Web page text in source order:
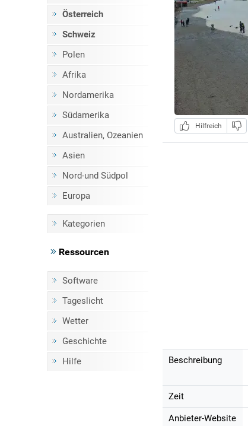
Österreich
Schweiz
Polen
Afrika
Nordamerika
Südamerika
Australien, Ozeanien
Asien
Nord-und Südpol
Europa
Kategorien
Ressourcen
Software
Tageslicht
Wetter
Geschichte
Hilfe
Hilfreich
Beschreibung
Zeit
Anbieter-Website